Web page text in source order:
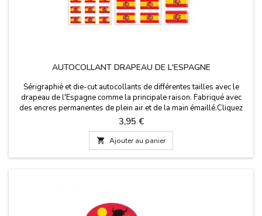
AUTOCOLLANT DRAPEAU DE L'ESPAGNE
Sérigraphié et die-cut autocollants de différentes tailles avec le
drapeau de l'Espagne comme la principale raison. Fabriqué avec
des encres permanentes de plein air et de la main émaillé.Cliquez
sur les détails de lire quelque chose d'important.
Prix
3,95 €
 Ajouter au panier